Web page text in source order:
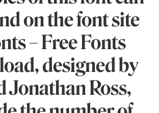
on the font site
– Free Fonts
designed by
Jonathan Ross,